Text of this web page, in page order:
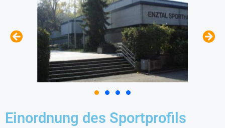
Einordnung des Sportprofils